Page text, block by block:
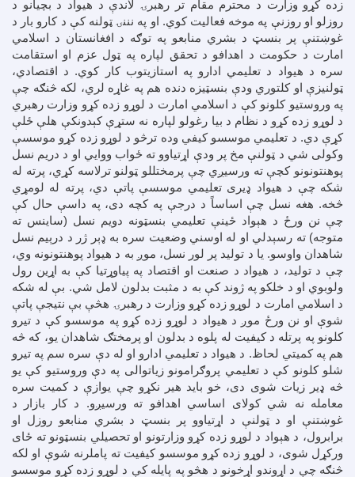
زده کړو وزارت د محترم مقام تر رهبرۍ لاندې د هیواد د بچیانو د
روزلو او روزنې په موخه فعالیت کوي. او په نننۍ ټولنه کې د کارو بار د
غوښتنې پر بنسټ د بشري منابعو په توګه د افغانستان د اسلامي
امارت د حکومت د اهدافو د تحقق لپاره په ټول عزم او استقامت
سره د هیواد د تعلیمي ادارو په استازیتوب کار کوي. د اقتصادي،
ټولنیزې او کلتوري ودې بنسټیزه دنده هم په غاړه لري، لکه څنګه چې
په وروستیو کلونو کې د اسلامي امارت د لوړو زده کړو وزارت رهبري
د لوړو زده کړو د نظام د بیا رغولو لپاره نه ستړې کېدونکې هلې ځلې
کړې دي. د تعلیمي موسسو کیفي وده ترڅو د لوړو زده کړو موسسې
وکولی شي د ټولنې مخ پر ودې اړتیاوو ته ځواب ووایي او د دریم نسل
پوهنتونونو کچې ته ورسیږي چې پرمختللو ټولنو ترلاسه کړي، پرته له
شکه چې د هیواد ډیری تعلیمي موسسې پاتې دي، پرته له لومړي
څخه. هغه نسل چې اساساً د درجې په کچه دی، په داسې حال کې
چې نن ورځ د هېواد ځینې تعلیمي بنسټونه دویم نسل (ساینس ته
متوجه) ته رسېدلي او له اوسني وضعیت سره به ډېر ژر د درېیم نسل
شاهدان واوسو. یا د تولید پر لور نسل، موږ به د هیواد پوهنتونونه وي،
چې د تولید، د هیواد د صنعت او اقتصاد په پیاوړتیا کې به اړین رول
ولوبوي او د خلکو په ژوند کې به د مثبت بدلون لامل شي. بې له شکه
د اسلامي امارت د لوړو زده کړو وزارت د رهبرۍ هڅې بې نتیجې پاتې
شوې او نن ورځ موږ د هیواد د لوړو زده کړو په موسسو کې د تیرو
کلونو په پرتله د کیفیت له پلوه د بدلون او پرمختګ شاهدان یو، که څه
هم په کمیتي لحاظ. د هیواد د تعلیمي ادارو او له دې سره سم په تیرو
شلو کلونو کې د تعلیمي پروګرامونو زیاتوالی په دې وروستیو کې یو
څه ډیر زیات شوی دی، خو باید هیر نکړو چې یوازې د کمیت سره
معامله نه شي کولای اساسي اهدافو ته ورسیږو. د کار بازار د
غوښتنې او د ټولنې د اړتیاوو پر بنسټ د بشري منابعو روزل او
برابرول، د هېواد د لوړو زده کړو وزارتونو او تحصیلي بنسټونو ته ځای
ورکړل شوی، د لوړو زده کړو موسسو کیفیت ته پاملرنه شوې او لکه
څنګه چې د اړوندو اړخونو د هڅو په پایله کې د لوړو زده کړو موسسو